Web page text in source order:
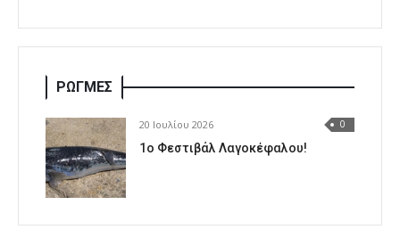
ΡΩΓΜΕΣ
20 Ιουλίου 2026 0
1o Φεστιβάλ Λαγοκέφαλου!